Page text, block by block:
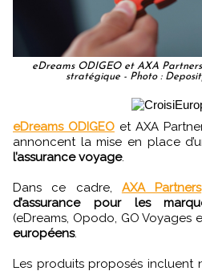
eDreams ODIGEO et AXA
stratégique - Photo :
eDreams ODIGEOet AXA
annoncent la mise en place
l’assurance voyage.
Dans ce cadre, AXA Partners
d’assurance pour les
(eDreams, Opodo, GO Voyages
européens.
Les produits proposés incluent